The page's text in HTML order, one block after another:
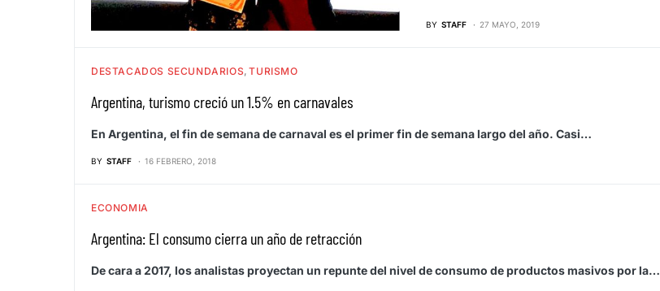
BY STAFF 27 MAYO, 2019
DESTACADOS SECUNDARIOS TURISMO
Argentina, turismo creció un 1.5% en carnavales
En Argentina, el fin de semana de carnaval es el primer fin de semana largo del año. Casi…
BY STAFF 16 FEBRERO, 2018
ECONOMIA
Argentina: El consumo cierra un año de retracción
De cara a 2017, los analistas proyectan un repunte del nivel de consumo de productos masivos por la…